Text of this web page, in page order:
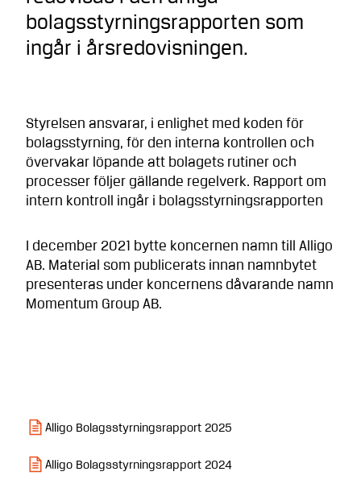
bolagsstyrningsrapporten som
ingår i årsredovisningen.
Styrelsen ansvarar, i enlighet med koden för
bolagsstyrning, för den interna kontrollen och
övervakar löpande att bolagets rutiner och
processer följer gällande regelverk. Rapport om
intern kontroll ingår i bolagsstyrningsrapporten
I december 2021 bytte koncernen namn till Alligo
AB. Material som publicerats innan namnbytet
presenteras under koncernens dåvarande namn
Momentum Group AB.
Alligo Bolagsstyrningsrapport 2025
Alligo Bolagsstyrningsrapport 2024